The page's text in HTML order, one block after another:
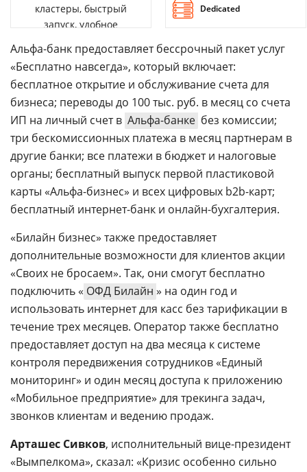
кластеры, быстрый
запуск, удобное
Dedicated
Альфа-банк предоставляет бессрочный пакет услуг
«Бесплатно навсегда», который включает:
бесплатное открытие и обслуживание счета для
бизнеса; переводы до 100 тыс. руб. в месяц со счета
ИП на личный счет в Альфа-банке без комиссии;
три бескомиссионных платежа в месяц партнерам в
другие банки; все платежи в бюджет и налоговые
органы; бесплатный выпуск первой пластиковой
карты «Альфа-бизнес» и всех цифровых b2b-карт;
бесплатный интернет-банк и онлайн-бухгалтерия.
«Билайн бизнес» также предоставляет
дополнительные возможности для клиентов акции
«Своих не бросаем». Так, они смогут бесплатно
подключить « ОФД Билайн » на один год и
использовать интернет для касс без тарификации в
течение трех месяцев. Оператор также бесплатно
предоставляет доступ на два месяца к системе
контроля передвижения сотрудников «Единый
мониторинг» и один месяц доступа к приложению
«Мобильное предприятие» для трекинга задач,
звонков клиентам и ведению продаж.
Арташес Сивков, исполнительный вице-президент
«Вымпелкома», сказал: «Кризис особенно сильно